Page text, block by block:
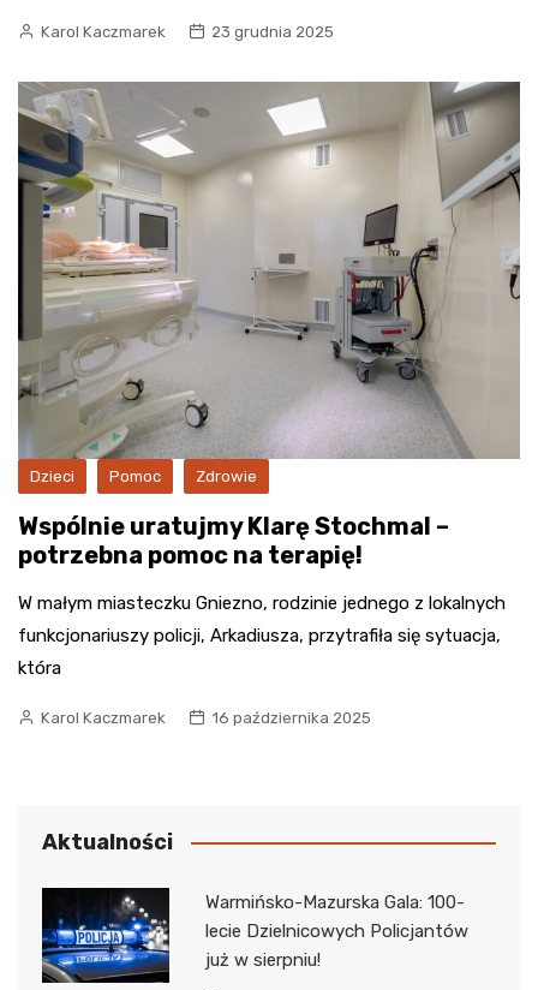
Karol Kaczmarek 23 grudnia 2025
Dzieci Pomoc Zdrowie
Wspólnie uratujmy Klarę Stochmal –
potrzebna pomoc na terapię!
W małym miasteczku Gniezno, rodzinie jednego z lokalnych
funkcjonariuszy policji, Arkadiusza, przytrafiła się sytuacja,
która
Karol Kaczmarek 16 października 2025
Aktualności
Warmińsko-Mazurska Gala: 100-
lecie Dzielnicowych Policjantów
już w sierpniu!